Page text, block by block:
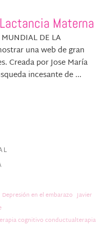
Materna
DE LA
una web de gran
Creada por Jose María
incesante de ...
Depresión en el embarazo Javier
cognitivo conductualterapia